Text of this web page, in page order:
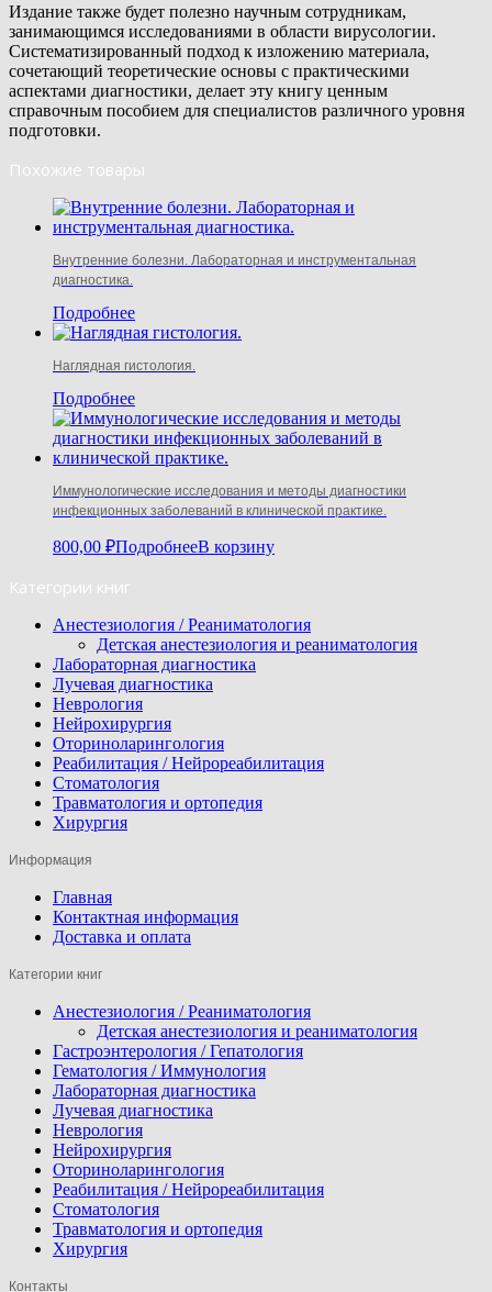
Издание также будет полезно научным сотрудникам,
занимающимся исследованиями в области вирусологии.
Систематизированный подход к изложению материала,
сочетающий теоретические основы с практическими
аспектами диагностики, делает эту книгу ценным
справочным пособием для специалистов различного уровня
подготовки.
Похожие товары
Внутренние болезни. Лабораторная и инструментальная
диагностика.
Подробнее
Наглядная гистология.
Подробнее
Иммунологические исследования и методы диагностики
инфекционных заболеваний в клинической практике.
800,00 ₽ПодробнееВ корзину
Категории книг
Анестезиология / Реаниматология
Детская анестезиология и реаниматология
Лабораторная диагностика
Лучевая диагностика
Неврология
Нейрохирургия
Оториноларингология
Реабилитация / Нейрореабилитация
Стоматология
Травматология и ортопедия
Хирургия
Информация
Главная
Контактная информация
Доставка и оплата
Категории книг
Анестезиология / Реаниматология
Детская анестезиология и реаниматология
Гастроэнтерология / Гепатология
Гематология / Иммунология
Лабораторная диагностика
Лучевая диагностика
Неврология
Нейрохирургия
Оториноларингология
Реабилитация / Нейрореабилитация
Стоматология
Травматология и ортопедия
Хирургия
Контакты